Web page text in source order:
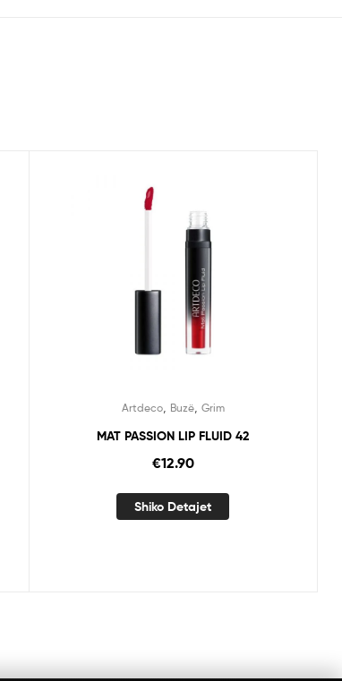
Artdeco, Buzë, Grim
MAT PASSION LIP FLUID 42
€12.90
Shiko Detajet